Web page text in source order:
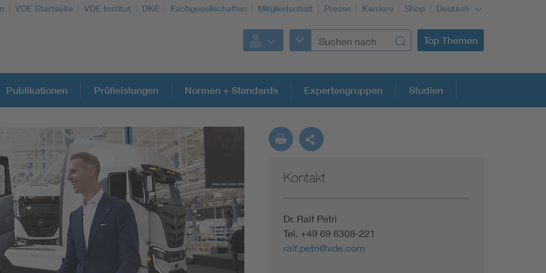
VDE Startseite VDE Institut DKE Fachgesellschaften Mitgliedschaft Presse Karriere Shop Deutsch
Top Themen
Weitere Themen
Assisted Living
Electromobility
Energy efficiency
Building Services Engineering
Information and communications technology ICT
Education + profession
Publikationen Prüfleistungen Normen + Standards Expertengruppen Studien
Kontakt
Dr. Ralf Petri
Tel. +49 69 6308-221
ralf.petri@vde.com